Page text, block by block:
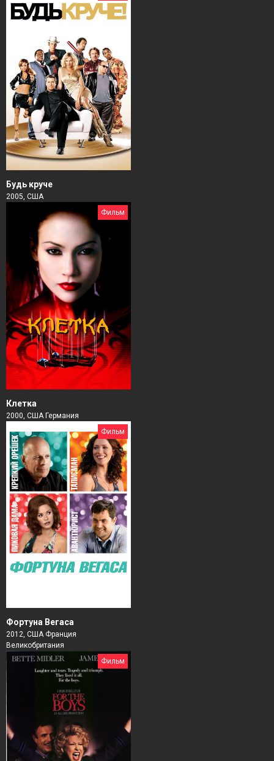
Будь круче
2005, США
Фильм
Клетка
2000, США Германия
Фильм
Фортуна Вегаса
2012, США Франция
Великобритания
Фильм